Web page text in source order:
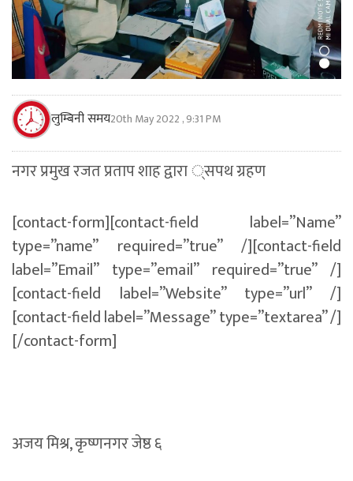
लुम्बिनी समय20th May 2022 , 9:31 PM
नगर प्रमुख रजत प्रताप शाह द्वारा ्सपथ ग्रहण
[contact-form][contact-field label=”Name”
type=”name” required=”true” /][contact-field
label=”Email” type=”email” required=”true” /]
[contact-field label=”Website” type=”url” /]
[contact-field label=”Message” type=”textarea” /]
[/contact-form]
अजय मिश्र, कृष्णनगर जेष्ठ ६